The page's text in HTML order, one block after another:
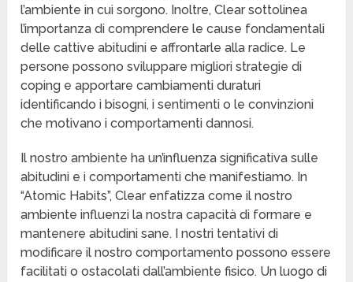
l’ambiente in cui sorgono. Inoltre, Clear sottolinea
l’importanza di comprendere le cause fondamentali
delle cattive abitudini e affrontarle alla radice. Le
persone possono sviluppare migliori strategie di
coping e apportare cambiamenti duraturi
identificando i bisogni, i sentimenti o le convinzioni
che motivano i comportamenti dannosi.
Il nostro ambiente ha un’influenza significativa sulle
abitudini e i comportamenti che manifestiamo. In
“Atomic Habits”, Clear enfatizza come il nostro
ambiente influenzi la nostra capacità di formare e
mantenere abitudini sane. I nostri tentativi di
modificare il nostro comportamento possono essere
facilitati o ostacolati dall’ambiente fisico. Un luogo di